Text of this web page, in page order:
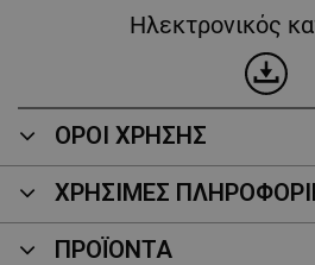
Ηλεκτρονικός
ΟΡΟΙ ΧΡΗΣΗΣ
ΧΡΗΣΙΜΕΣ
ΠΡΟΪΌΝΤΑ